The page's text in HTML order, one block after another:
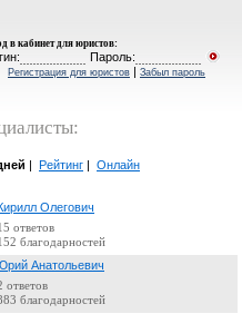
в кабинет для юристов:
Пароль:
Регистрация для юристов | Забыл пароль
Рейтинг Онлайн
Олегович
ответов
благодарностей
Анатольевич
ответов
благодарностей